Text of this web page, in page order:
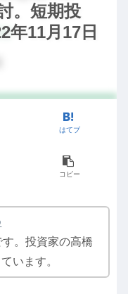
。短期投
年11月17日
はてブ
コピー
す。投資家の高橋
います。